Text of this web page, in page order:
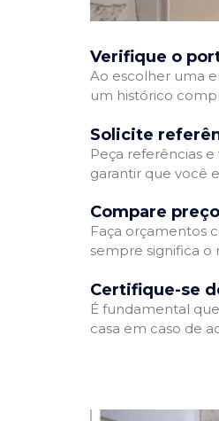
Verifique o
Ao escolher uma
um histórico
Solicite
Peça referências
garantir que você
Compare
Faça orçamentos
sempre significa o
Certifique-se
É fundamental
casa em caso de